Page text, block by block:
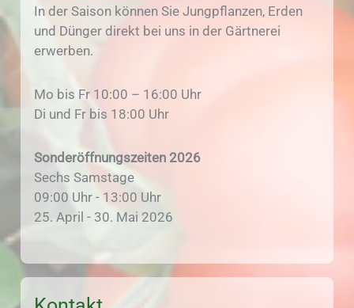
In der Saison können Sie Jungpflanzen, Erden
und Dünger direkt bei uns in der Gärtnerei
erwerben.
Mo bis Fr 10:00 – 16:00 Uhr
Di und Fr bis 18:00 Uhr
Sonderöffnungszeiten 2026
Sechs Samstage
09:00 Uhr - 13:00 Uhr
25. April - 30. Mai 2026